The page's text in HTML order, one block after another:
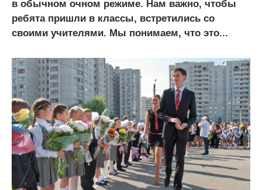
в обычном очном режиме. Нам важно, чтобы
ребята пришли в классы, встретились со
своими учителями. Мы понимаем, что это...